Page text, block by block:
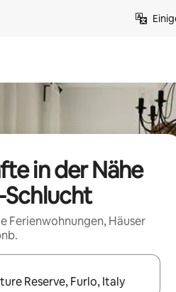
in der Nähe
Schlucht
Ferienwohnungen, Häuser
verfügbar sind, navigiere mit den